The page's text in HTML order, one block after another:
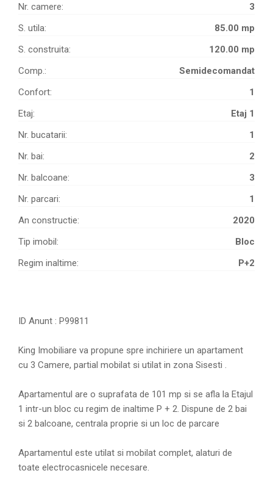
Nr. camere:
3
S. utila:
85.00 mp
S. construita:
120.00 mp
Comp.:
Semidecomandat
Confort:
1
Etaj:
Etaj 1
Nr. bucatarii:
1
Nr. bai:
2
Nr. balcoane:
3
Nr. parcari:
1
An constructie:
2020
Tip imobil:
Bloc
Regim inaltime:
P+2
ID Anunt : P99811
King Imobiliare va propune spre inchiriere un apartament
cu 3 Camere, partial mobilat si utilat in zona Sisesti .
Apartamentul are o suprafata de 101 mp si se afla la Etajul
1 intr-un bloc cu regim de inaltime P + 2. Dispune de 2 bai
si 2 balcoane, centrala proprie si un loc de parcare
Apartamentul este utilat si mobilat complet, alaturi de
toate electrocasnicele necesare.